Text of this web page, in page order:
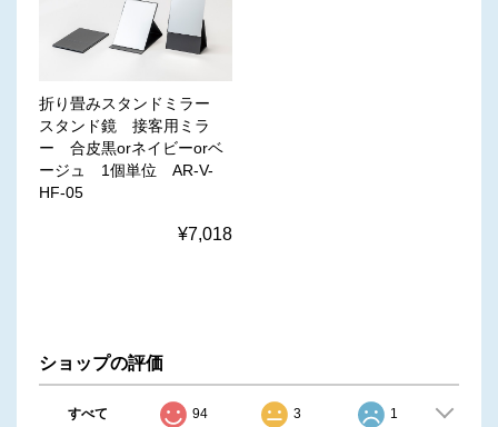
折り畳みスタンドミラー
スタンド鏡 接客用ミラ
ー 合皮黒orネイビーorベ
ージュ 1個単位 AR-V-
HF-05
¥7,018
ショップの評価
すべて 94 3 1